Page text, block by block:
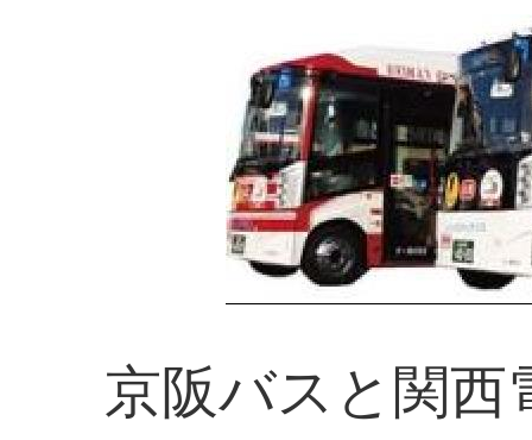
京阪バスと関西